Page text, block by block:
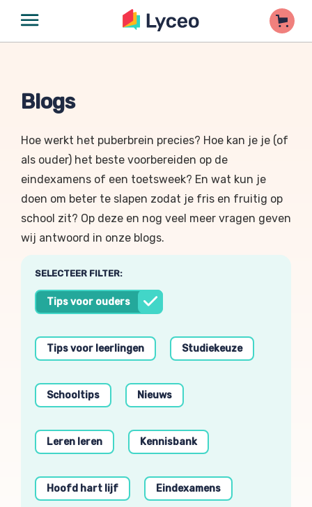
Blogs
Hoe werkt het puberbrein precies? Hoe kan je je (of
als ouder) het beste voorbereiden op de
eindexamens of een toetsweek? En wat kun je
doen om beter te slapen zodat je fris en fruitig op
school zit? Op deze en nog veel meer vragen geven
wij antwoord in onze blogs.
SELECTEER FILTER:
Tips voor ouders
Tips voor leerlingen Studiekeuze
Schooltips Nieuws
Leren leren Kennisbank
Hoofd hart lijf Eindexamens